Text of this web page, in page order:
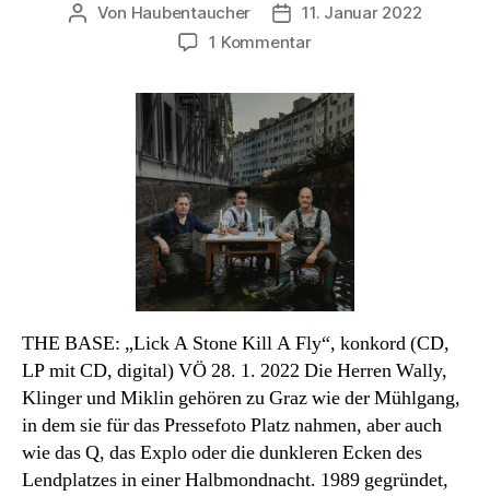
Beitragsautor
Von Haubentaucher Veröffentlichungsdatum
11. Januar 2022
1 Kommentarzu
des
Monats
Jänner
2022
/
Ö
THE BASE: „Lick A Stone Kill A Fly“, konkord (CD,
LP mit CD, digital) VÖ 28. 1. 2022 Die Herren Wally,
Klinger und Miklin gehören zu Graz wie der Mühlgang,
in dem sie für das Pressefoto Platz nahmen, aber auch
wie das Q, das Explo oder die dunkleren Ecken des
Lendplatzes in einer Halbmondnacht. 1989 gegründet,